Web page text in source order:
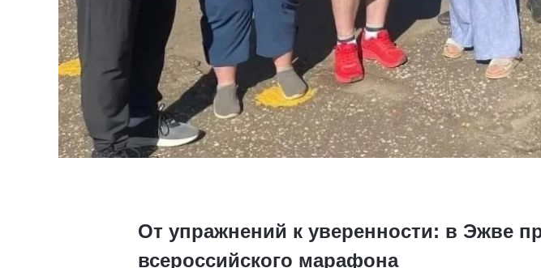
От упражнений к уверенности: в Эжве
всероссийского марафона